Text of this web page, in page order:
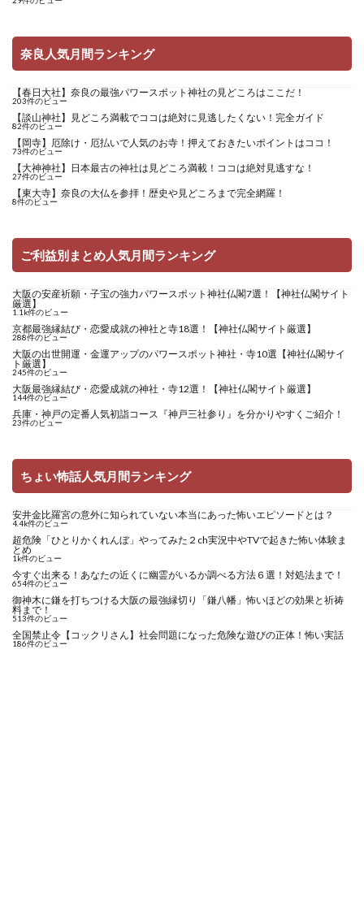
奈良人気月間ランキング
【春日大社】奈良の最強パワースポット神社の見どころはここだ！
203件のビュー
【談山神社】見どころ満載でココは絶対に見逃したくない！完全ガイド
82件のビュー
【岡寺】厄除け・厄払いで人気のお寺！押えておきたいポイントはココ！
73件のビュー
【大神神社】日本最古の神社は見どころ満載！ココは絶対見逃すな！
27件のビュー
【東大寺】奈良の大仏を参拝！歴史や見どころまで完全網羅！
8件のビュー
ご利益別まとめ人気月間ランキング
大阪の安産祈願・子宝の強力パワースポット神社仏閣7選！【神社仏閣サイト
厳選】
1.1k件のビュー
京都最強縁結び・恋愛成就の神社と寺18選！【神社仏閣サイト厳選】
288件のビュー
大阪の出世開運・金運アップのパワースポット神社・寺10選【神社仏閣サイ
ト厳選】
245件のビュー
大阪最強縁結び・恋愛成就の神社・寺12選！【神社仏閣サイト厳選】
144件のビュー
兵庫・神戸の定番人気初詣コース『神戸三社参り』を分かりやすくご紹介！
23件のビュー
ちょい怖話人気月間ランキング
安井金比羅宮の意外に知られていない本当にあった怖いエピソードとは？
4.4k件のビュー
超危険「ひとりかくれんぼ」やってみた２ch実況中やTVで起きた怖い体験ま
とめ
1k件のビュー
今すぐ出来る！あなたの近くに幽霊がいるか調べる方法６選！対処法まで！
654件のビュー
御神木に鎌を打ちつける大阪の最強縁切り「鎌八幡」怖いほどの効果と祈祷
料まで！
513件のビュー
全国禁止令【コックリさん】社会問題になった危険な遊びの正体！怖い実話
186件のビュー